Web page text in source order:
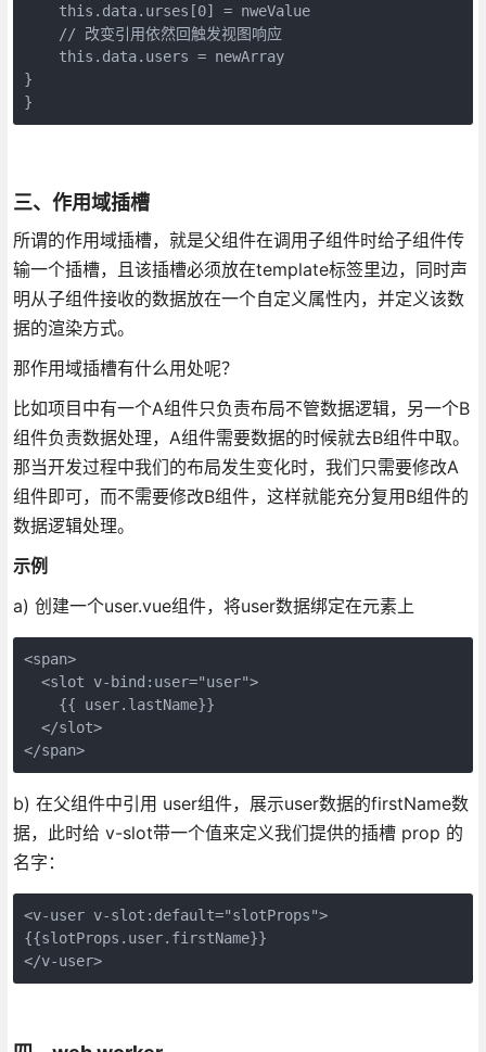
    this.data.urses[0] = nweValue
    // 改变引用依然回触发视图响应
    this.data.users = newArray
}
}
三、作用域插槽
所谓的作用域插槽，就是父组件在调用子组件时给子组件传
输一个插槽，且该插槽必须放在template标签里边，同时声
明从子组件接收的数据放在一个自定义属性内，并定义该数
据的渲染方式。
那作用域插槽有什么用处呢？
比如项目中有一个A组件只负责布局不管数据逻辑，另一个B
组件负责数据处理，A组件需要数据的时候就去B组件中取。
那当开发过程中我们的布局发生变化时，我们只需要修改A
组件即可，而不需要修改B组件，这样就能充分复用B组件的
数据逻辑处理。
示例
a) 创建一个user.vue组件，将user数据绑定在元素上
<span>
  <slot v-bind:user="user">
    {{ user.lastName}}
  </slot>
</span>
b) 在父组件中引用 user组件，展示user数据的firstName数
据，此时给 v-slot带一个值来定义我们提供的插槽 prop 的
名字：
<v-user v-slot:default="slotProps">
{{slotProps.user.firstName}}
</v-user>